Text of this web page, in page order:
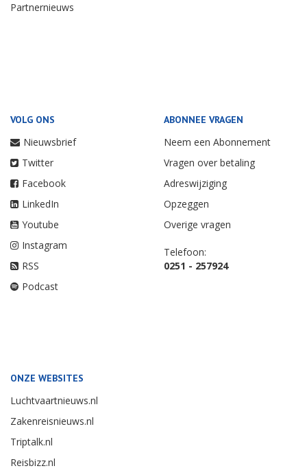
Partnernieuws
VOLG ONS
Nieuwsbrief
Twitter
Facebook
LinkedIn
Youtube
Instagram
RSS
Podcast
ABONNEE VRAGEN
Neem een Abonnement
Vragen over betaling
Adreswijziging
Opzeggen
Overige vragen
Telefoon:
0251 - 257924
ONZE WEBSITES
Luchtvaartnieuws.nl
Zakenreisnieuws.nl
Triptalk.nl
Reisbizz.nl